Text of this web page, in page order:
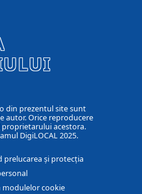
din prezentul site sunt
autor. Orice reproducere
acestora.
DigiLOCAL 2025.
prelucarea și protecția
modulelor cookie